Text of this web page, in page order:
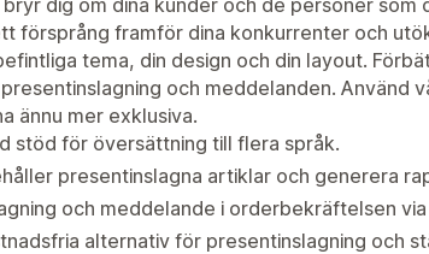
försprång framför dina konkurrenter och
tema, din design och din layout.
och meddelanden. Använd
ännu mer exklusiva.
stöd för översättning till flera språk.
presentinslagna artiklar och generera
och meddelande i orderbekräftelsen
alternativ för presentinslagning och